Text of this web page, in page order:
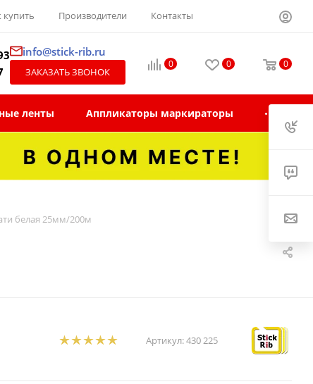
купить Производители Контакты
info@stick-rib.ru
ЗАКАЗАТЬ ЗВОНОК
0 0 0
ленты Аппликаторы маркираторы
белая 25мм/200м
Артикул:430 225